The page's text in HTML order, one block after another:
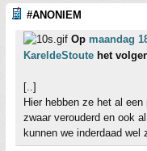
#ANONIEM
Op maandag
KareldeStoute het
[..]
Hier hebben ze het al
zwaar verouderd en ook
kunnen we inderdaad wel